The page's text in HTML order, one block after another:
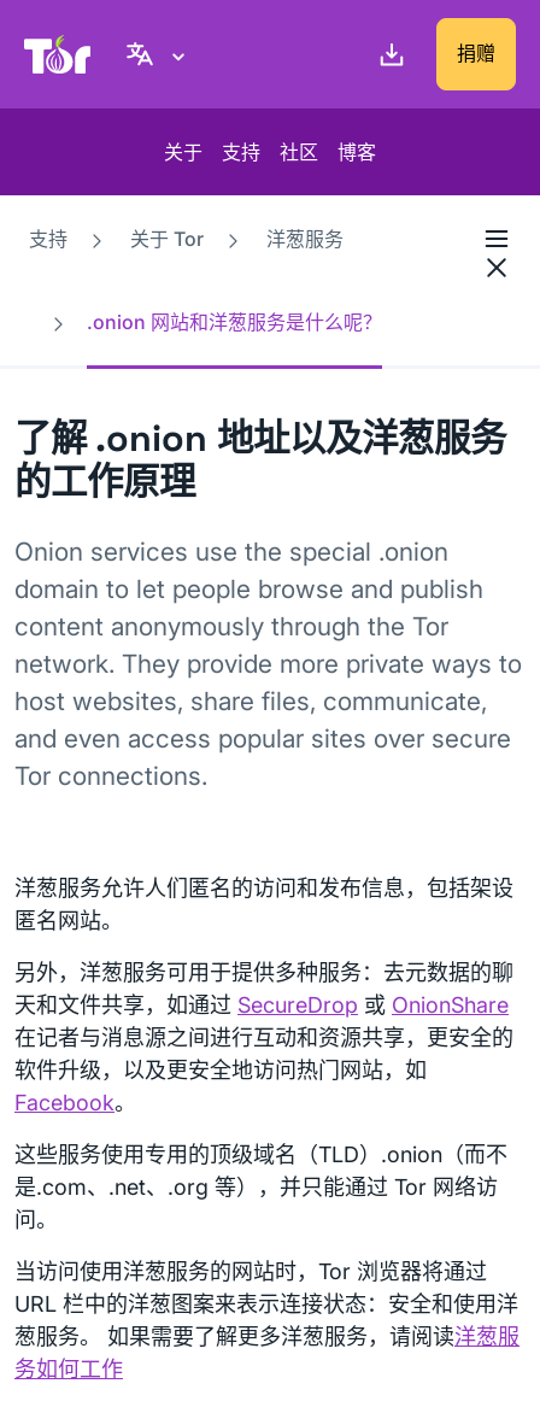
Tor Project 网站 捐赠
关于 支持 社区 博客
支持 关于 Tor 洋葱服务
.onion 网站和洋葱服务是什么呢？
了解 .onion 地址以及洋葱服务
的工作原理
Onion services use the special .onion
domain to let people browse and publish
content anonymously through the Tor
network. They provide more private ways to
host websites, share files, communicate,
and even access popular sites over secure
Tor connections.
洋葱服务允许人们匿名的访问和发布信息，包括架设
匿名网站。
另外，洋葱服务可用于提供多种服务：去元数据的聊
天和文件共享，如通过 SecureDrop 或 OnionShare
在记者与消息源之间进行互动和资源共享，更安全的
软件升级，以及更安全地访问热门网站，如
Facebook。
这些服务使用专用的顶级域名（TLD）.onion（而不
是.com、.net、.org 等），并只能通过 Tor 网络访
问。
当访问使用洋葱服务的网站时，Tor 浏览器将通过
URL 栏中的洋葱图案来表示连接状态：安全和使用洋
葱服务。 如果需要了解更多洋葱服务，请阅读洋葱服
务如何工作